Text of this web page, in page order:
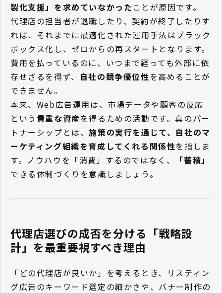
製化支援」を求めていなかったことが原因です。
代理店の担当者が退職したり、契約が終了したりす
れば、それまでに最適化された運用手法はブラック
ボックス化し、ゼロからの再スタートとなります。
費用を払っているのに、いつまで経っても外部に依
存せざるを得ず、 自社の競争優位性を高めることが
できません。
本来、Web広告運用は、市場データや顧客の反応
という 貴重な資産を得るための活動です。真のパー
トナーシップとは、施策の実行を通じて、自社のマ
ーケティング組織を育成してくれる関係性を指しま
す。ノウハウを「消費」するのではなく、
「蓄積」
できる体制づくりを意識しましょう。
代理店選びの成否を分ける「戦略設
計」を最重要視すべき理由
「どの代理店が良いか」を考えるとき、リスティン
グ広告のキーワード選定の細かさや、バナー制作の